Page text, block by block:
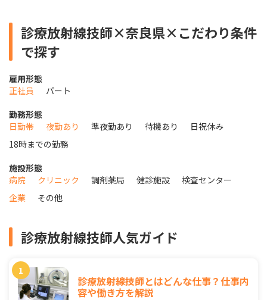
診療放射線技師×奈良県×こだわり条件
で探す
雇用形態
正社員
パート
勤務形態
日勤帯
夜勤あり 準夜勤あり 待機あり
日祝休み
18時までの勤務
施設形態
病院
クリニック 調剤薬局 健診施設
検査センター
企業
その他
診療放射線技師人気ガイド
診療放射線技師とはどんな仕事？仕事内
容や働き方を解説